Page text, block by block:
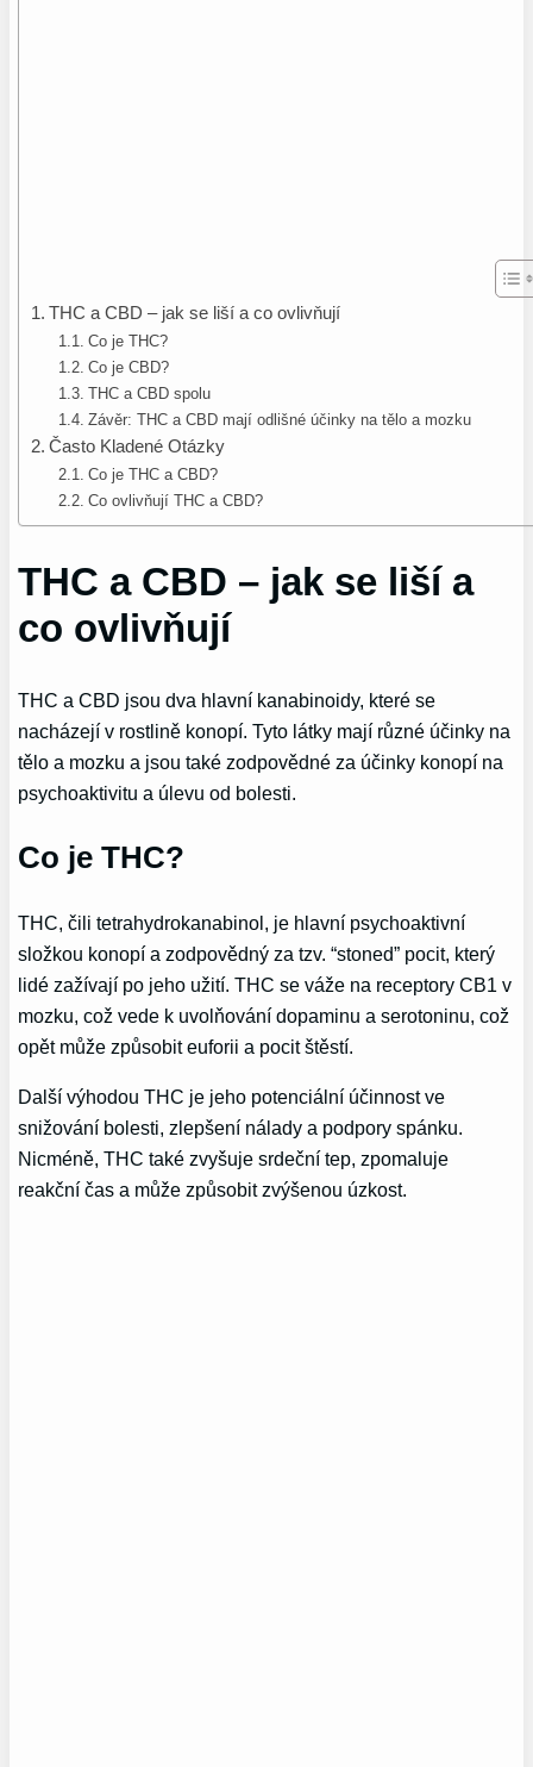
THC a CBD – jak se liší a co ovlivňují
Co je THC?
Co je CBD?
THC a CBD spolu
Závěr: THC a CBD mají odlišné účinky na tělo a mozku
Často Kladené Otázky
Co je THC a CBD?
Co ovlivňují THC a CBD?
THC a CBD – jak se liší a
co ovlivňují
THC a CBD jsou dva hlavní kanabinoidy, které se
nacházejí v rostlině konopí. Tyto látky mají různé účinky na
tělo a mozku a jsou také zodpovědné za účinky konopí na
psychoaktivitu a úlevu od bolesti.
Co je THC?
THC, čili tetrahydrokanabinol, je hlavní psychoaktivní
složkou konopí a zodpovědný za tzv. “stoned” pocit, který
lidé zažívají po jeho užití. THC se váže na receptory CB1 v
mozku, což vede k uvolňování dopaminu a serotoninu, což
opět může způsobit euforii a pocit štěstí.
Další výhodou THC je jeho potenciální účinnost ve
snižování bolesti, zlepšení nálady a podpory spánku.
Nicméně, THC také zvyšuje srdeční tep, zpomaluje
reakční čas a může způsobit zvýšenou úzkost.